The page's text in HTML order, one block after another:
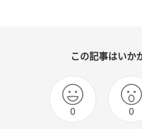
この記事はいか
0 0